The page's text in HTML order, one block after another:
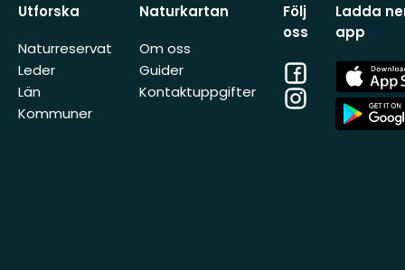
Utforska
Naturreservat
Leder
Län
Kommuner
Naturkartan
Om oss
Guider
Kontaktuppgifter
Följ
oss
Facebook
Instagram
Ladda
app
App
Store
App
Store